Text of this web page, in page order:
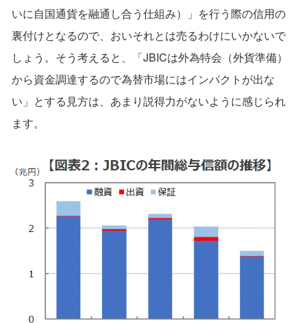
いに自国通貨を融通し合う仕組み）」を行う際の信用の
裏付けとなるので、おいそれとは売るわけにいかないで
しょう。そう考えると、「JBICは外為特会（外貨準備）
から資金調達するので為替市場にはインパクトが出な
い」とする見方は、あまり説得力がないように感じられ
ます。